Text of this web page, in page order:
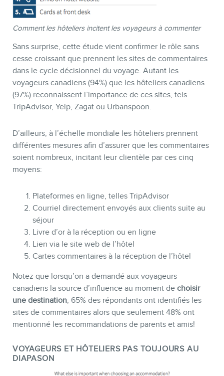
BLOGUE
CONTACT
Comment les hôteliers incitent les voyageurs à commenter
Sans surprise, cette étude vient confirmer le rôle sans
cesse croissant que prennent les sites de commentaires
dans le cycle décisionnel du voyage. Autant les
voyageurs canadiens (94%) que les hôteliers canadiens
(97%) reconnaissent l’importance de ces sites, tels
TripAdvisor, Yelp, Zagat ou Urbanspoon.
D’ailleurs, à l’échelle mondiale les hôteliers prennent
différentes mesures afin d’assurer que les commentaires
soient nombreux, incitant leur clientèle par ces cinq
moyens:
Plateformes en ligne, telles TripAdvisor
Courriel directement envoyés aux clients suite au
séjour
Livre d’or à la réception ou en ligne
Lien via le site web de l’hôtel
Cartes commentaires à la réception de l’hôtel
Notez que lorsqu’on a demandé aux voyageurs
canadiens la source d’influence au moment de choisir
une destination, 65% des répondants ont identifiés les
sites de commentaires alors que seulement 48% ont
mentionné les recommandations de parents et amis!
VOYAGEURS ET HÔTELIERS PAS TOUJOURS AU
DIAPASON